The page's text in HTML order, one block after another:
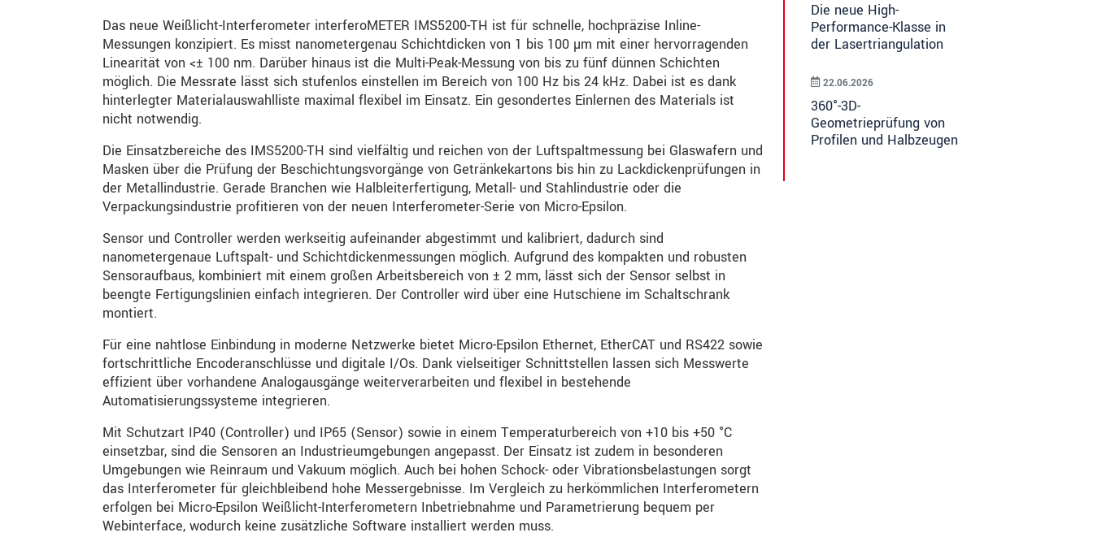
Das neue Weißlicht-Interferometer interferoMETER IMS5200-TH ist für schnelle, hochpräzise Inline-
Messungen konzipiert. Es misst nanometergenau Schichtdicken von 1 bis 100 µm mit einer hervorragenden
Linearität von <± 100 nm. Darüber hinaus ist die Multi-Peak-Messung von bis zu fünf dünnen Schichten
möglich. Die Messrate lässt sich stufenlos einstellen im Bereich von 100 Hz bis 24 kHz. Dabei ist es dank
hinterlegter Materialauswahlliste maximal flexibel im Einsatz. Ein gesondertes Einlernen des Materials ist
nicht notwendig.
Die Einsatzbereiche des IMS5200-TH sind vielfältig und reichen von der Luftspaltmessung bei Glaswafern und
Masken über die Prüfung der Beschichtungsvorgänge von Getränkekartons bis hin zu Lackdickenprüfungen in
der Metallindustrie. Gerade Branchen wie Halbleiterfertigung, Metall- und Stahlindustrie oder die
Verpackungsindustrie profitieren von der neuen Interferometer-Serie von Micro-Epsilon.
Sensor und Controller werden werkseitig aufeinander abgestimmt und kalibriert, dadurch sind
nanometergenaue Luftspalt- und Schichtdickenmessungen möglich. Aufgrund des kompakten und robusten
Sensoraufbaus, kombiniert mit einem großen Arbeitsbereich von ± 2 mm, lässt sich der Sensor selbst in
beengte Fertigungslinien einfach integrieren. Der Controller wird über eine Hutschiene im Schaltschrank
montiert.
Für eine nahtlose Einbindung in moderne Netzwerke bietet Micro-Epsilon Ethernet, EtherCAT und RS422 sowie
fortschrittliche Encoderanschlüsse und digitale I/Os. Dank vielseitiger Schnittstellen lassen sich Messwerte
effizient über vorhandene Analogausgänge weiterverarbeiten und flexibel in bestehende
Automatisierungssysteme integrieren.
Mit Schutzart IP40 (Controller) und IP65 (Sensor) sowie in einem Temperaturbereich von +10 bis +50 °C
einsetzbar, sind die Sensoren an Industrieumgebungen angepasst. Der Einsatz ist zudem in besonderen
Umgebungen wie Reinraum und Vakuum möglich. Auch bei hohen Schock- oder Vibrationsbelastungen sorgt
das Interferometer für gleichbleibend hohe Messergebnisse. Im Vergleich zu herkömmlichen Interferometern
erfolgen bei Micro-Epsilon Weißlicht-Interferometern Inbetriebnahme und Parametrierung bequem per
Webinterface, wodurch keine zusätzliche Software installiert werden muss.
Die neue High-
Performance-Klasse in
der Lasertriangulation
360°-3D-
Geometrieprüfung von
Profilen und Halbzeugen
22.06.2026